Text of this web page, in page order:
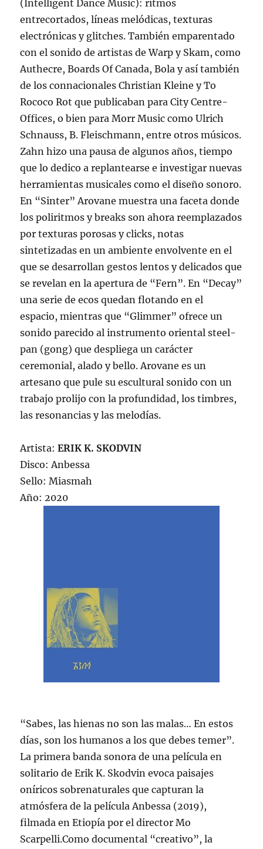
(Intelligent Dance Music): ritmos
entrecortados, líneas melódicas, texturas
electrónicas y glitches. También emparentado
con el sonido de artistas de Warp y Skam, como
Authecre, Boards Of Canada, Bola y así también
de los connacionales Christian Kleine y To
Rococo Rot que publicaban para City Centre-
Offices, o bien para Morr Music como Ulrich
Schnauss, B. Fleischmann, entre otros músicos.
Zahn hizo una pausa de algunos años, tiempo
que lo dedico a replantearse e investigar nuevas
herramientas musicales como el diseño sonoro.
En “Sinter” Arovane muestra una faceta donde
los poliritmos y breaks son ahora reemplazados
por texturas porosas y clicks, notas
sintetizadas en un ambiente envolvente en el
que se desarrollan gestos lentos y delicados que
se revelan en la apertura de “Fern”. En “Decay”
una serie de ecos quedan flotando en el
espacio, mientras que “Glimmer” ofrece un
sonido parecido al instrumento oriental steel-
pan (gong) que despliega un carácter
ceremonial, alado y bello. Arovane es un
artesano que pule su escultural sonido con un
trabajo prolijo con la profundidad, los timbres,
las resonancias y las melodías.
Artista:ERIK K. SKODVIN
Disco: Anbessa
Sello: Miasmah
Año: 2020
“Sabes, las hienas no son las malas… En estos
días, son los humanos a los que debes temer”.
La primera banda sonora de una película en
solitario de Erik K. Skodvin evoca paisajes
oníricos sobrenaturales que capturan la
atmósfera de la película Anbessa (2019),
filmada en Etiopía por el director Mo
Scarpelli.Como documental “creativo”, la